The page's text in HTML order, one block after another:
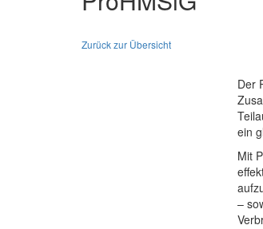
Zurück zur Übersicht
Der
ein
Mit
–